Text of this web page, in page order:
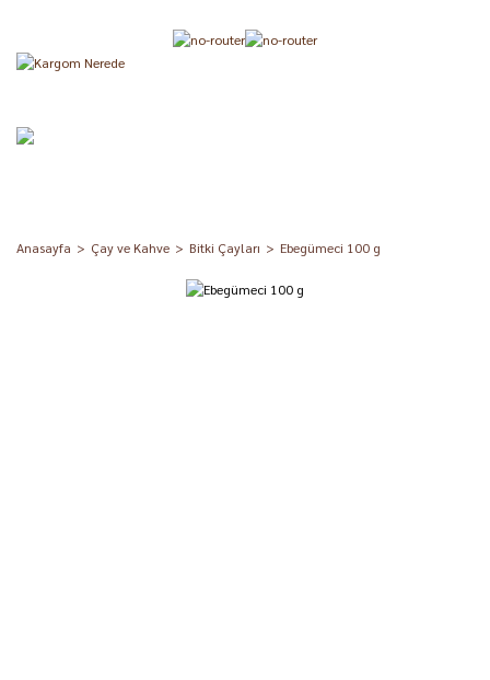
Anasayfa Çay ve Kahve Bitki Çayları Ebegümeci 100 g